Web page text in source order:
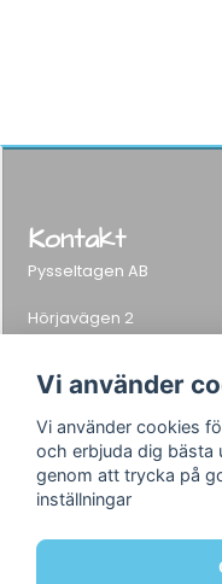
Kontakt
Pysseltagen AB
Hörjavägen 2
282 34 Tyringe, Sweden
E-post:
Info
Varumärken
Om oss
Vi använder
Vi använder cookies
och erbjuda dig bästa
genom att trycka på
inställningar